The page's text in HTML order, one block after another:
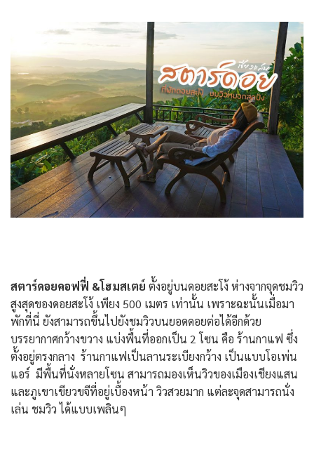
สตาร์ดอยคอฟฟี่ &โฮมสเตย์ ตั้งอยู่บนดอยสะโง้ ห่างจากจุดชมวิว
สูงสุดของดอยสะโง้ เพียง 500 เมตร เท่านั้น เพราะฉะนั้นเมื่อมา
พักที่นี่ ยังสามารถขึ้นไปยังชมวิวบนยอดดอยต่อได้อีกด้วย
บรรยากาศกว้างขวาง แบ่งพื้นที่ออกเป็น 2 โซน คือ ร้านกาแฟ ซึ่ง
ตั้งอยู่ตรงกลาง ร้านกาแฟเป็นลานระเบียงกว้าง เป็นแบบโอเพ่น
แอร์ มีพื้นที่นั่งหลายโซน สามารถมองเห็นวิวของเมืองเชียงแสน
และภูเขาเขียวขจีที่อยู่เบื้องหน้า วิวสวยมาก แต่ละจุดสามารถนั่ง
เล่น ชมวิว ได้แบบเพลินๆ